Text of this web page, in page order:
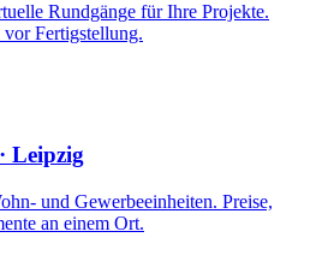
Rundgänge für Ihre Projekte.
Fertigstellung.
Leipzig
und Gewerbeeinheiten. Preise,
an einem Ort.